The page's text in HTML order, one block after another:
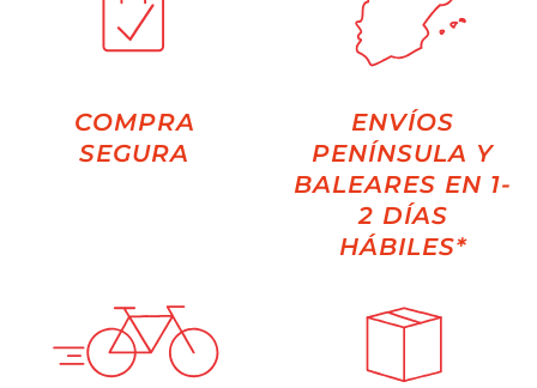
COMPRA
SEGURA
ENVÍOS
PENÍNSULA Y
BALEARES EN 1-
2 DÍAS
HÁBILES*